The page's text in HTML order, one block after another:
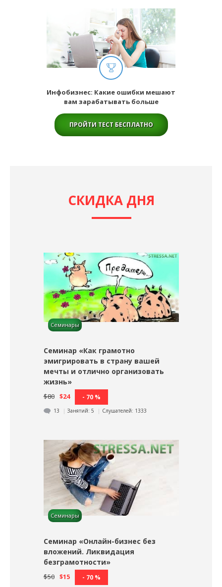
Инфобизнес: Какие ошибки мешают
вам зарабатывать больше
ПРОЙТИ ТЕСТ БЕСПЛАТНО
СКИДКА ДНЯ
Семинары
Семинар «Как грамотно
эмигрировать в страну вашей
мечты и отлично организовать
жизнь»
$80 $24 - 70 %
13 Занятий: 5 Слушателей: 1333
Семинары
Семинар «Онлайн-бизнес без
вложений. Ликвидация
безграмотности»
$50 $15 - 70 %